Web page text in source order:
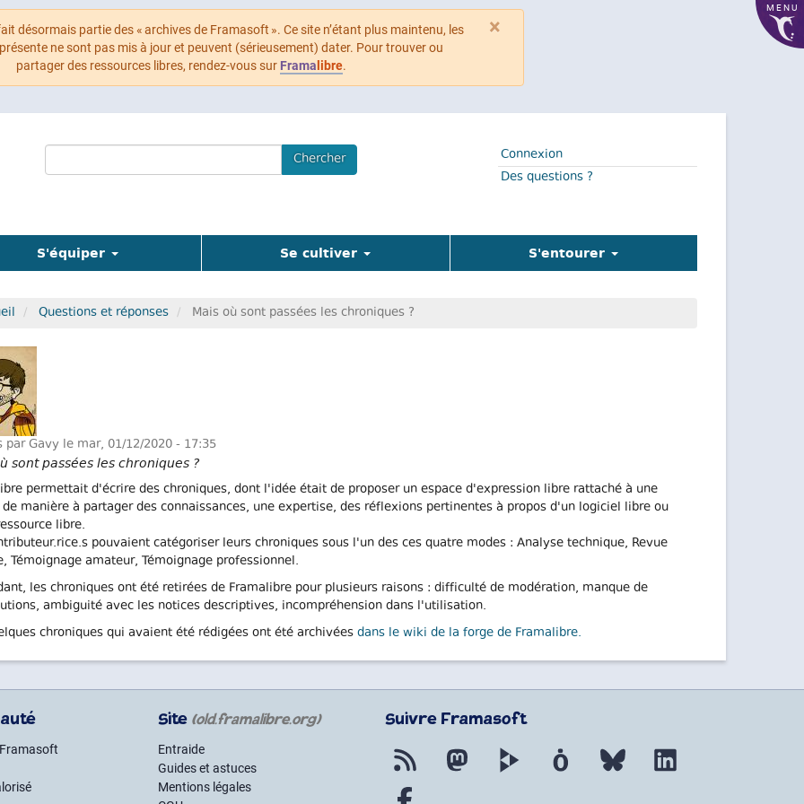
×
désormais partie des « archives de Framasoft ». Ce site n’étant plus maintenu, les
ne sont pas mis à jour et peuvent (sérieusement) dater. Pour trouver ou
partager des ressources libres, rendez-vous sur Frama libre.
MENU
Search
Terms
Chercher
Connexion
Des questions ?
S'équiper Se cultiver S'entourer
Questions et réponses Mais où sont passées les chroniques ?
parGavy le mar, 01/12/2020 - 17:35
sont passées les chroniques ?
permettait d'écrire des chroniques, dont l'idée était de proposer un espace d'expression libre rattaché à une
manière à partager des connaissances, une expertise, des réflexions pertinentes à propos d'un logiciel libre ou
libre.
pouvaient catégoriser leurs chroniques sous l'un des ces quatre modes : Analyse technique, Revue
Témoignage amateur, Témoignage professionnel.
les chroniques ont été retirées de Framalibre pour plusieurs raisons : difficulté de modération, manque de
ambiguité avec les notices descriptives, incompréhension dans l'utilisation.
chroniques qui avaient été rédigées ont été archivées dans le wiki de la forge de Framalibre.
Site (old.framalibre.org)
Entraide
Guides et astuces
Mentions légales
Suivre Framasoft
Flux RSS Mastodon PeerTube Mobilizon Bluesky